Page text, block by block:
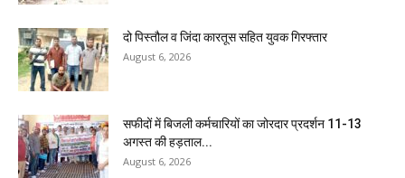
दो पिस्तौल व जिंदा कारतूस सहित युवक गिरफ्तार
August 6, 2026
सफीदों में बिजली कर्मचारियों का जोरदार प्रदर्शन 11-13
अगस्त की हड़ताल...
August 6, 2026